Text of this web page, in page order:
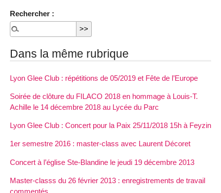
Rechercher :
Dans la même rubrique
Lyon Glee Club : répétitions de 05/2019 et Fête de l’Europe
Soirée de clôture du FILACO 2018 en hommage à Louis-T.
Achille le 14 décembre 2018 au Lycée du Parc
Lyon Glee Club : Concert pour la Paix 25/11/2018 15h à Feyzin
1er semestre 2016 : master-class avec Laurent Décoret
Concert à l’église Ste-Blandine le jeudi 19 décembre 2013
Master-classs du 26 février 2013 : enregistrements de travail
commentés